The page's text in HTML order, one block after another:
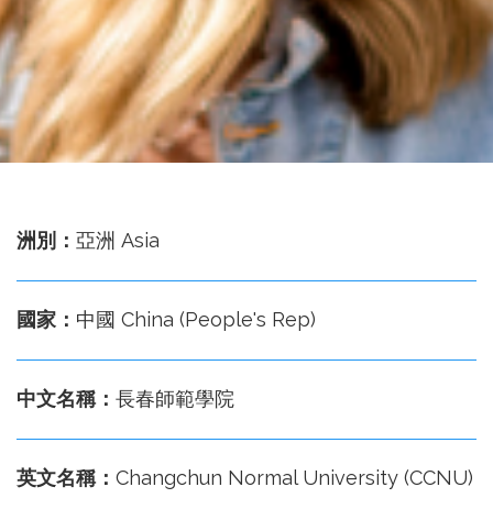
事
務
處
洲別： 亞洲 Asia
國家： 中國 China (People's Rep)
中文名稱： 長春師範學院
英文名稱： Changchun Normal University (CCNU)